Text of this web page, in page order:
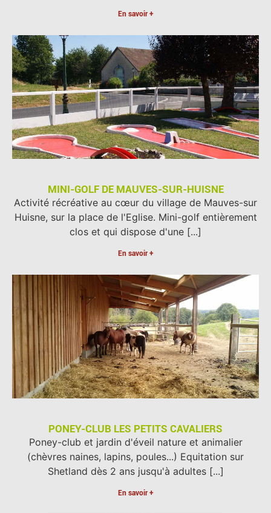
En savoir +
MINI-GOLF DE MAUVES-SUR-HUISNE
Activité récréative au cœur du village de Mauves-sur
Huisne, sur la place de l'Eglise. Mini-golf entièrement
clos et qui dispose d'une [...]
En savoir +
PONEY-CLUB LES PETITS CAVALIERS
Poney-club et jardin d'éveil nature et animalier
(chèvres naines, lapins, poules...) Equitation sur
Shetland dès 2 ans jusqu'à adultes [...]
En savoir +